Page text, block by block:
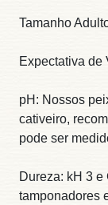
Tamanho
Expectativa de
pH: Nossos
cativeiro,
pode ser
Dureza: kH 3
tamponadores